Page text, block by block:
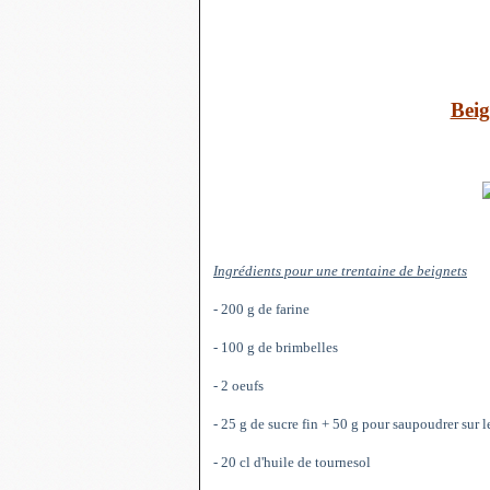
Ingrédients pour une trentaine de beignets
- 200 g de farine
- 100 g de brimbelles
- 2 oeufs
- 25 g de sucre fin + 50 g pour saupoudrer sur
- 20 cl d'huile de tournesol